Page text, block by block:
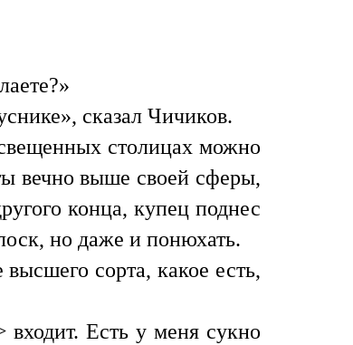
сказал Чичиков.
столицах можно
вечно выше своей сферы,
конца, купец поднес
но даже и понюхать.
сорта, какое есть,
входит. Есть у меня сукно